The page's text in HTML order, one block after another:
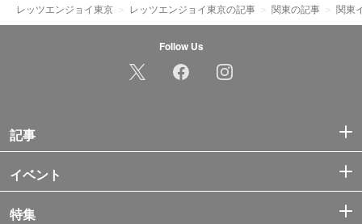
レッツエンジョイ東京 レッツエンジョイ東京の記事 関東の記事 関東
Follow Us
記事
イベント
特集